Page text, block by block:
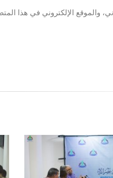
والموقع الإلكتروني في هذا